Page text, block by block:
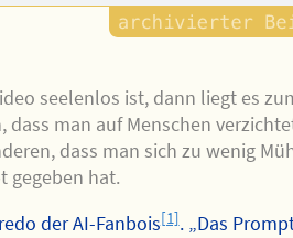
seelenlos ist, dann liegt es
dass man auf Menschen
dass man sich zu wenig
gegeben hat.
der AI-Fanbois[1]. „Das